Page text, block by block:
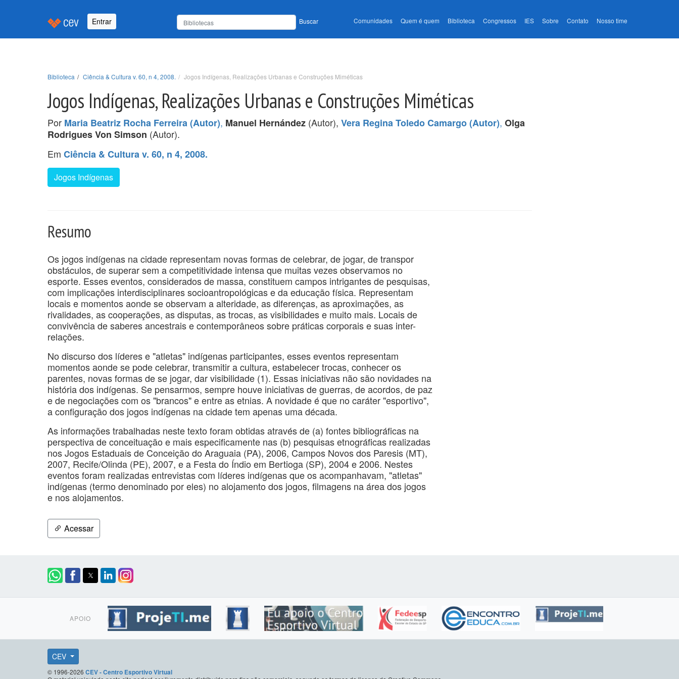
Entrar Buscar Comunidades Quem é quem Biblioteca Congressos IES Sobre Contato Nosso time
Biblioteca Ciência & Cultura v. 60, n 4, 2008. Jogos Indígenas, Realizações Urbanas e Construções Miméticas
Jogos Indígenas, Realizações Urbanas e Construções Miméticas
Por Maria Beatriz Rocha Ferreira (Autor), Manuel Hernández (Autor), Vera Regina Toledo Camargo (Autor), Olga
Rodrigues Von Simson (Autor).
Em Ciência & Cultura v. 60, n 4, 2008.
Jogos Indígenas
Resumo
Os jogos indígenas na cidade representam novas formas de celebrar, de jogar, de transpor
obstáculos, de superar sem a competitividade intensa que muitas vezes observamos no
esporte. Esses eventos, considerados de massa, constituem campos intrigantes de pesquisas,
com implicações interdisciplinares socioantropológicas e da educação física. Representam
locais e momentos aonde se observam a alteridade, as diferenças, as aproximações, as
rivalidades, as cooperações, as disputas, as trocas, as visibilidades e muito mais. Locais de
convivência de saberes ancestrais e contemporâneos sobre práticas corporais e suas inter-
relações.
No discurso dos líderes e "atletas" indígenas participantes, esses eventos representam
momentos aonde se pode celebrar, transmitir a cultura, estabelecer trocas, conhecer os
parentes, novas formas de se jogar, dar visibilidade (1). Essas iniciativas não são novidades na
história dos indígenas. Se pensarmos, sempre houve iniciativas de guerras, de acordos, de paz
e de negociações com os "brancos" e entre as etnias. A novidade é que no caráter "esportivo",
a configuração dos jogos indígenas na cidade tem apenas uma década.
As informações trabalhadas neste texto foram obtidas através de (a) fontes bibliográficas na
perspectiva de conceituação e mais especificamente nas (b) pesquisas etnográficas realizadas
nos Jogos Estaduais de Conceição do Araguaia (PA), 2006, Campos Novos dos Paresis (MT),
2007, Recife/Olinda (PE), 2007, e a Festa do Índio em Bertioga (SP), 2004 e 2006. Nestes
eventos foram realizadas entrevistas com líderes indígenas que os acompanhavam, "atletas"
indígenas (termo denominado por eles) no alojamento dos jogos, filmagens na área dos jogos
e nos alojamentos.
Acessar
APOIO
CEV
© 1996-2026 CEV - Centro Esportivo Virtual